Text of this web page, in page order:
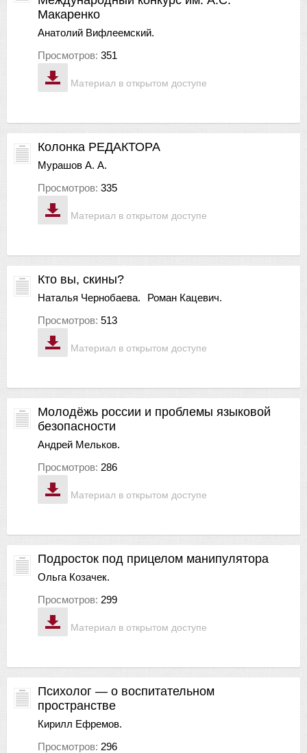
Материал в открытом доступе
Макаренко
Анатолий Вифлеемский.
Просмотров: 351
Материал в открытом доступе
Колонка РЕДАКТОРА
Мурашов А. А.
Просмотров: 335
Материал в открытом доступе
Кто вы, скины?
Наталья Чернобаева.
Роман Кацевич.
Просмотров: 513
Материал в открытом доступе
Молодёжь россии и проблемы языковой
безопасности
Андрей Мельков.
Просмотров: 286
Материал в открытом доступе
Подросток под прицелом манипулятора
Ольга Козачек.
Просмотров: 299
Психолог — о воспитательном
пространстве
Кирилл Ефремов.
Просмотров: 296